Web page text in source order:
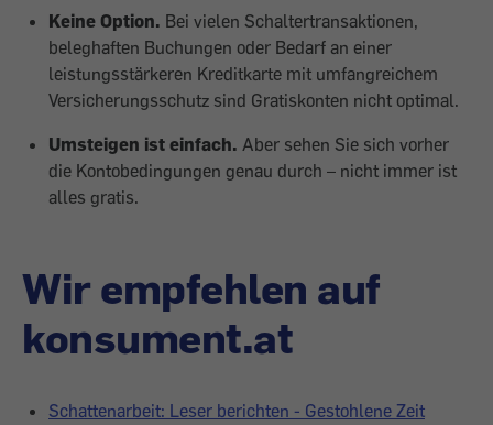
Keine Option. Bei vielen Schaltertransaktionen,
beleghaften Buchungen oder Bedarf an einer
leistungsstärkeren Kreditkarte mit umfangreichem
Versicherungsschutz sind Gratiskonten nicht optimal.
Umsteigen ist einfach. Aber sehen Sie sich vorher
die Kontobedingungen genau durch – nicht immer ist
alles gratis.
Wir empfehlen auf
konsument.at
Schattenarbeit: Leser berichten - Gestohlene Zeit